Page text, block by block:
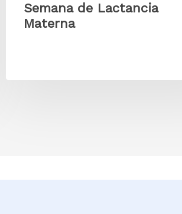
Semana de Lactancia
Materna